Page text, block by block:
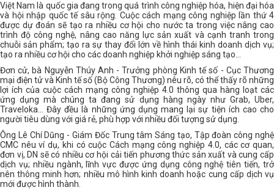
Việt Nam là quốc gia đang trong quá trình công nghiệp hóa, hiện đại hóa
và hội nhập quốc tế sâu rộng. Cuộc cách mạng công nghiệp lần thứ 4
được dự đoán sẽ tạo ra nhiều cơ hội cho nước ta trong việc nâng cao
trình độ công nghệ, nâng cao năng lực sản xuất và cạnh tranh trong
chuỗi sản phẩm; tạo ra sự thay đổi lớn về hình thái kinh doanh dịch vụ;
tạo ra nhiều cơ hội cho các doanh nghiệp khởi nghiệp sáng tạo…
Đơn cử, bà Nguyễn Thúy Anh - Trưởng phòng Kinh tế số - Cục Thương
mại điện tử và Kinh tế số (Bộ Công Thương) nêu rõ, có thể thấy rõ những
lợi ích của cuộc cách mạng công nghiệp 4.0 thông qua hàng loạt các
ứng dụng mà chúng ta đang sử dụng hàng ngày như Grab, Uber,
Traveloka… Đây đều là những ứng dụng mang lại sự tiện ích cao cho
người tiêu dùng với giá rẻ, phù hợp với nhiều đối tượng sử dụng.
Ông Lê Chí Dũng - Giám Đốc Trung tâm Sáng tạo, Tập đoàn công nghệ
CMC nêu ví dụ, khi có cuộc Cách mạng công nghiệp 4.0, các cơ quan,
đơn vị, DN sẽ có nhiều cơ hội cải tiến phương thức sản xuất và cung cấp
dịch vụ; nhiều ngành, lĩnh vực được ứng dụng công nghệ tiên tiến, trở
nên thông minh hơn; nhiều mô hình kinh doanh hoặc cung cấp dịch vụ
mới được hình thành.